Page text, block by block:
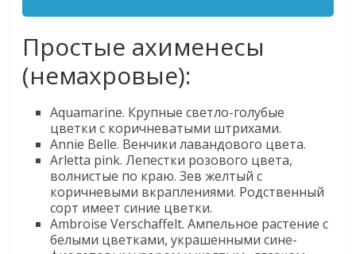
Простые ахименесы
(немахровые):
Aquamarine. Крупные светло-голубые
цветки с коричневатыми штрихами.
Annie Belle. Венчики лавандового цвета.
Arletta pink. Лепестки розового цвета,
волнистые по краю. Зев желтый с
коричневыми вкраплениями. Родственный
сорт имеет синие цветки.
Ambroise Verschaffelt. Ампельное растение с
белыми цветками, украшенными сине-